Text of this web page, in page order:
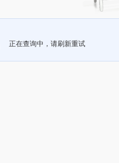
正在查询中，请刷新重试